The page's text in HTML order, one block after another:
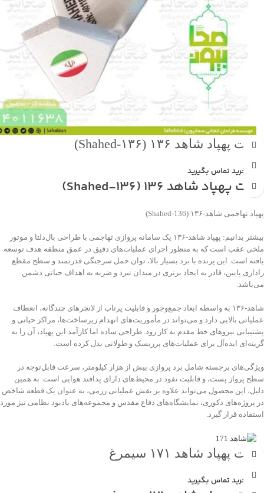
ماکت پهپاد شاهد ۱۳۶ (Shahed‑۱۳۶)
جهت خرید تماس بگیرید
ماکت پهپاد شاهد 136 (Shahed‑136)
پهپاد تهاجمی شاهد‑۱۳۶ (Shahed‑136)
بیشتر بدانیم: پهپاد شاهد‑۱۳۶ یک سامانه پروازی تهاجمی با طراحی بال‌دلتا و موتور
ملخی عقب است که به منظور اجرای عملیات‌های دقیق در عمق منطقه هدف توسعه
یافته است. این پرنده با برد بسیار بالا، توان حمل سرجنگی قدرتمند و سطح مقطع
راداری پایین، قادر به ایجاد برتری در میدان نبرد و ضربه به اهداف حیاتی دشمن
می‌باشد.
شاهد‑۱۳۶ به واسطه ابعاد جمع‌وجور و قابلیت پرتاب از لانچرهای چندگانه، انعطاف
عملیاتی بالایی دارد و می‌تواند در مأموریت‌های انهدام زیرساخت‌ها، مراکز حیاتی و
پشتیبانی نیروهای خط مقدم به کار رود. طراحی ساده اما کارآمد این پهپاد، آن را به
گزینه‌ای ایده‌آل برای عملیات‌های پرریسک و طولانی بدل کرده است.
ویژگی‌های برجسته شامل برد پروازی بیش از هزار کیلومتر، سرعت قابل‌توجه در
سطح پرواز پست، و قابلیت نفوذ در محیط‌های دارای پدافند هوایی است. به همین
دلیل، این محصول می‌تواند علاوه بر نقش عملیاتی رزمی، به عنوان یک قطعه شاخص
در پروژه‌های دکوری، نمایشگاه‌های دفاع مقدس و مجموعه‌های یادبود نظامی نیز مورد
استفاده قرار گیرد.
ماکت پهپاد شاهد ۱۷۱ سیمرغ
جهت خرید تماس بگیرید